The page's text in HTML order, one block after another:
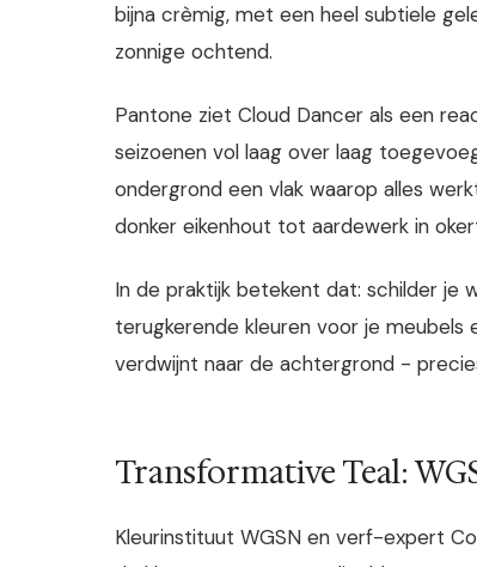
bijna crèmig, met een heel subtiele
zonnige ochtend.
Pantone ziet Cloud Dancer als een
seizoenen vol laag over laag
ondergrond een vlak waarop alles
donker eikenhout tot aardewerk in
In de praktijk betekent dat: schilder je
terugkerende kleuren voor je meubels
verdwijnt naar de achtergrond -
Transformative Teal:
Kleurinstituut WGSN en verf-expert